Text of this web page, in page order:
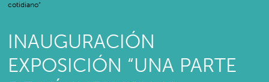
cotidiano”
INAUGURACIÓN
EXPOSICIÓN “UNA PARTE